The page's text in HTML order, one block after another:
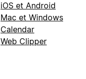
iOS et Android
Mac et Windows
Calendar
Web Clipper